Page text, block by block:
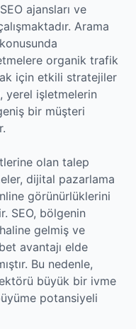
ajansları ve
Arama
organik trafik
için etkili stratejiler
yerel işletmelerin
bir müşteri
olan talep
dijital pazarlama
görünürlüklerini
SEO, bölgenin
gelmiş ve
avantajı elde
Bu nedenle,
büyük bir ivme
potansiyeli